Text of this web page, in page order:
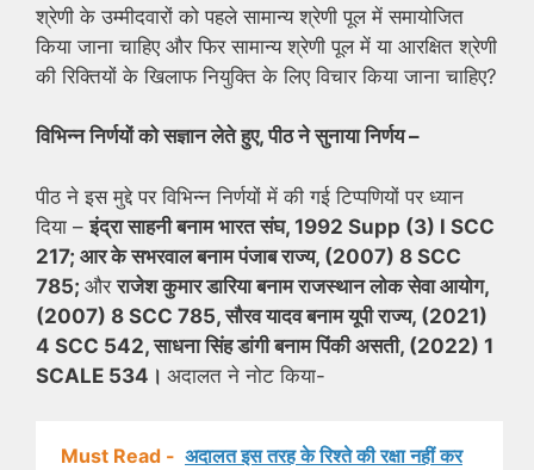
श्रेणी के उम्मीदवारों को पहले सामान्य श्रेणी पूल में समायोजित
किया जाना चाहिए और फिर सामान्य श्रेणी पूल में या आरक्षित श्रेणी
की रिक्तियों के खिलाफ नियुक्ति के लिए विचार किया जाना चाहिए?
विभिन्न निर्णयों को सज्ञान लेते हुए, पीठ ने सुनाया निर्णय –
पीठ ने इस मुद्दे पर विभिन्न निर्णयों में की गई टिप्पणियों पर ध्यान
दिया –इंद्रा साहनी बनाम भारत संघ, 1992 Supp (3) l SCC
217; आर के सभरवाल बनाम पंजाब राज्य, (2007) 8 SCC
785; औरराजेश कुमार डारिया बनाम राजस्थान लोक सेवा आयोग,
(2007) 8 SCC 785, सौरव यादव बनाम यूपी राज्य, (2021)
4 SCC 542, साधना सिंह डांगी बनाम पिंकी असती, (2022) 1
SCALE 534। अदालत ने नोट किया-
Must Read - अदालत इस तरह के रिश्ते की रक्षा नहीं कर